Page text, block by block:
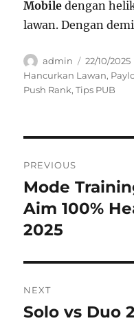
Mobile dengan
lawan. Dengan
Author
admin
Posted
on
22/10/2025
Hancurkan Lawan,
Push Rank,Tips PUB
pos
PREVIOUS
Previous
post:
Mode
Aim 100%
2025
NEXT
Next
Solo vs Duo